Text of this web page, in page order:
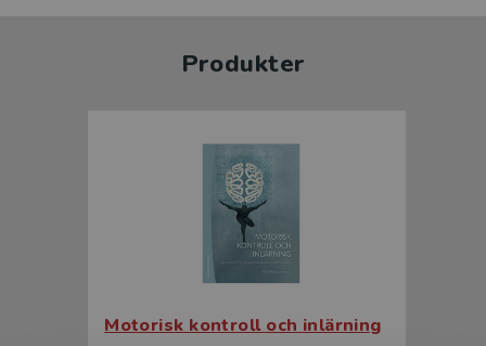
Produkter
Motorisk kontroll och inlärning